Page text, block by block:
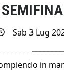
Sab 3 Lug
in